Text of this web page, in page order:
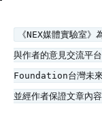
《NEX媒體實驗室
與作者的意見交流平
Foundation台灣未來
並經作者保證文章內